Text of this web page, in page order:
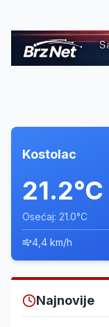
Kostolac
21.2°C
Osećaj: 21.0°C
4,4 km/h
Najnovije